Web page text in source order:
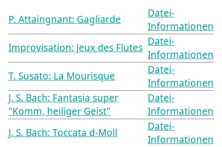
P. Attaingnant: Gagliarde
Datei-
Informationen
Improvisation: Jeux des Flutes Datei-
Informationen
T. Susato: La Mourisque
Datei-
Informationen
J. S. Bach: Fantasia super
"Komm, heiliger Geist"
Datei-
Informationen
J. S. Bach: Toccata d-Moll
Datei-
Informationen